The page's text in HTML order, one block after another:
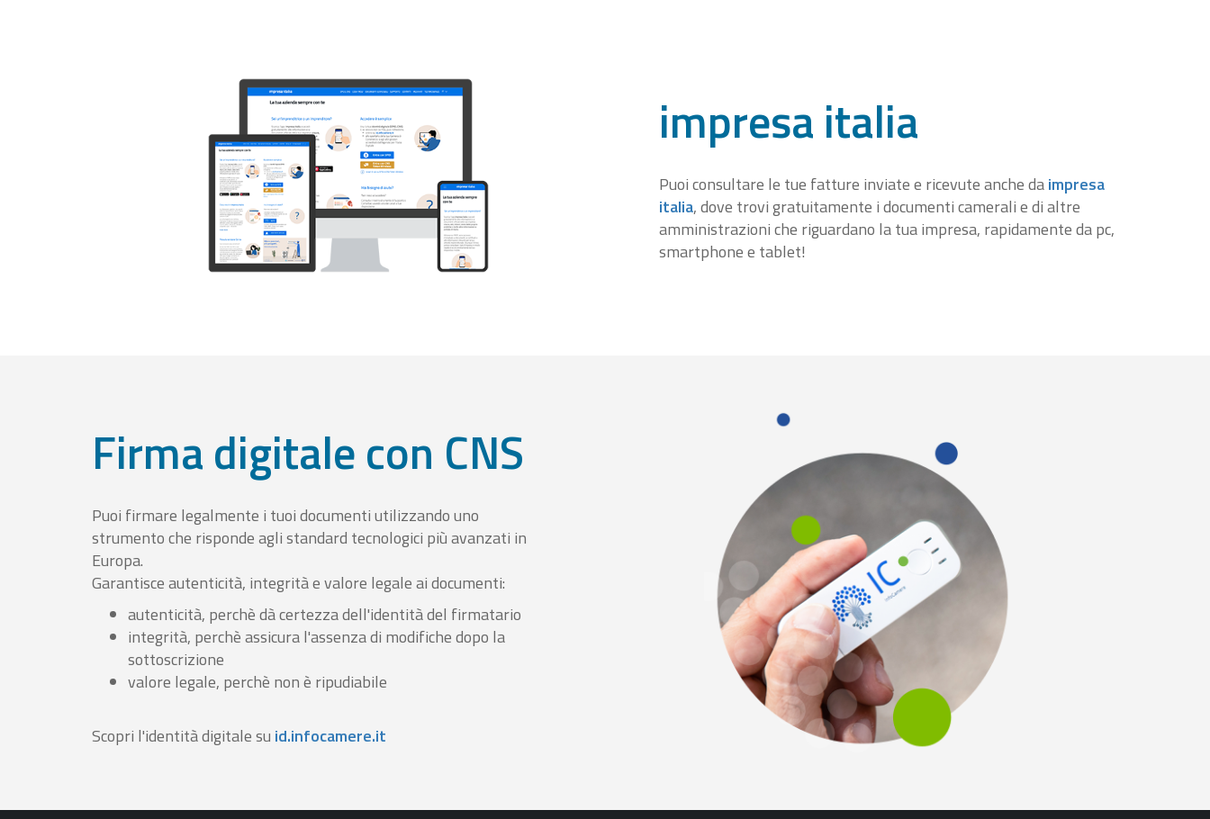
impresa italia
Puoi consultare le tue fatture inviate e ricevute anche daimpresa
italia, dove trovi gratuitamente i documenti camerali e di altre
amministrazioni che riguardano la tua impresa, rapidamente da pc,
smartphone e tablet!
Firma digitale con CNS
Puoi firmare legalmente i tuoi documenti utilizzando uno
strumento che risponde agli standard tecnologici più avanzati in
Europa.
Garantisce autenticità, integrità e valore legale ai documenti:
autenticità, perchè dà certezza dell'identità del firmatario
integrità, perchè assicura l'assenza di modifiche dopo la
sottoscrizione
valore legale, perchè non è ripudiabile
Scopri l'identità digitale su id.infocamere.it